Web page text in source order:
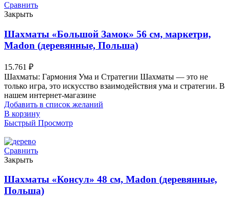
Сравнить
Закрыть
Шахматы «Большой Замок» 56 см, маркетри,
Madon (деревянные, Польша)
15.761 ₽
Шахматы: Гармония Ума и Стратегии Шахматы — это не
только игра, это искусство взаимодействия ума и стратегии. В
нашем интернет-магазине
Добавить в список желаний
В корзину
Быстрый Просмотр
Сравнить
Закрыть
Шахматы «Консул» 48 см, Madon (деревянные,
Польша)